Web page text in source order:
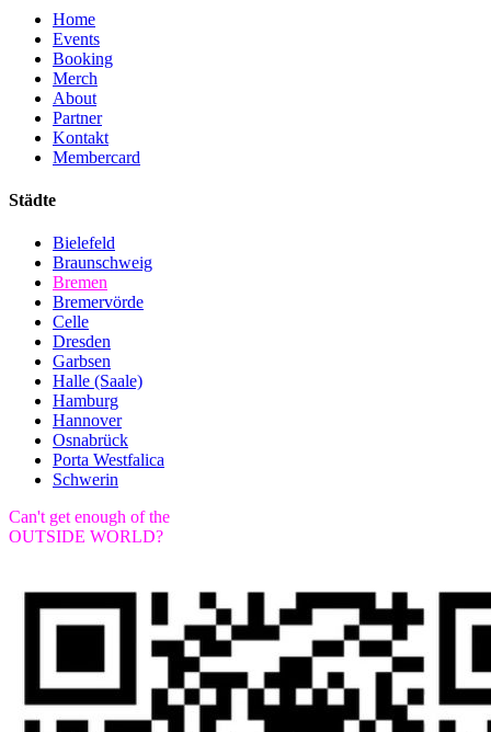
Home
Events
Booking
Merch
About
Partner
Kontakt
Membercard
Städte
Bielefeld
Braunschweig
Bremen
Bremervörde
Celle
Dresden
Garbsen
Halle (Saale)
Hamburg
Hannover
Osnabrück
Porta Westfalica
Schwerin
Can't get enough of the
OUTSIDE WORLD?